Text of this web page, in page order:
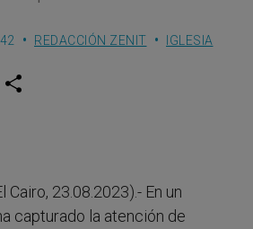
REDACCIÓN ZENIT
IGLESIA
w
23.08.2023).- En un
capturado la atención de